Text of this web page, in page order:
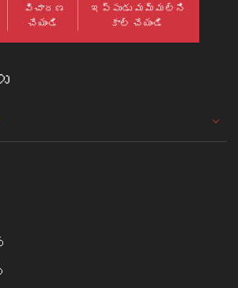
విచారణ
చేయండి
ఇప్పుడు మమ్మల్ని
కాల్ చేయండి